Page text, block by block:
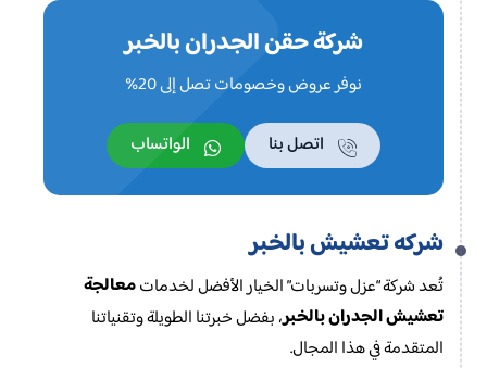
شركة حقن الجدران بالخبر
نوفر عروض وخصومات تصل إلى 20%
اتصل بنا الواتساب
شركه تعشيش بالخبر
تُعد شركة “عزل وتسربات” الخيار الأفضل لخدماتمعالجة
تعشيش الجدران بالخبر، بفضل خبرتنا الطويلة وتقنياتنا
المتقدمة في هذا المجال.